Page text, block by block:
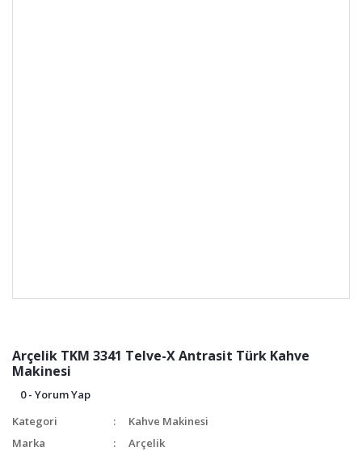
Arçelik TKM 3341 Telve-X Antrasit Türk Kahve
Makinesi
0 - Yorum Yap
Kategori
Kahve Makinesi
Marka
Arçelik